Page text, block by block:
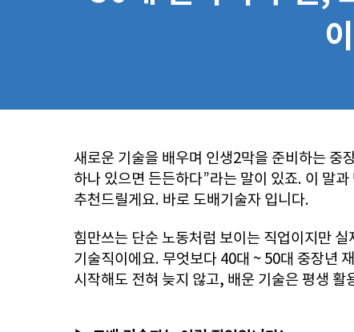
새로운 기술을 배우며 인생2막을 준비하는 중
하나 있으면 든든하다”라는 말이 있죠. 이 말
추천드릴게요. 바로 도배기술자 입니다.
힘만쓰는 단순 노동처럼 보이는 직업이지만
기술직이에요. 무엇보다 40대 ~ 50대 중장년
시작해도 전혀 늦지 않고, 배운 기술은 평생 활